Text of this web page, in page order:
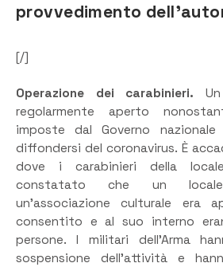
provvedimento
[/]
Operazione dei carabinieri.
regolarmente aperto
imposte dal Governo
diffondersi del coronavirus. È
dove i carabinieri della
constatato che un
un’associazione culturale era
consentito e al suo interno
persone. I militari dell’Arma
sospensione dell’attività e